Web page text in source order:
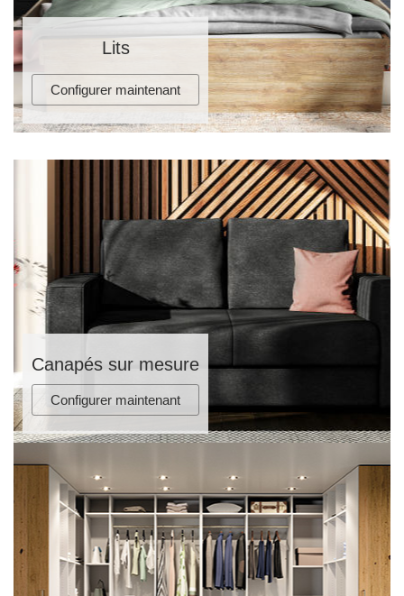
Lits
Configurer maintenant
Canapés sur mesure
Configurer maintenant